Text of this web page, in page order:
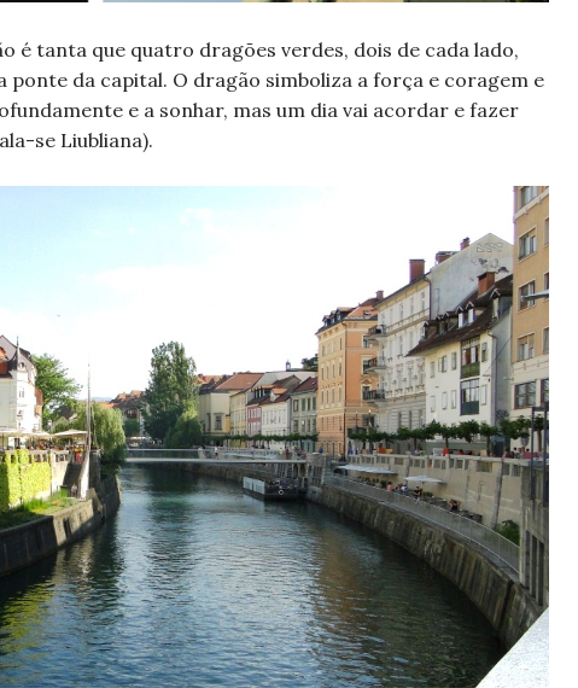
é tanta que quatro dragões verdes, dois de cada lado,
da capital. O dragão simboliza a força e coragem e
e a sonhar, mas um dia vai acordar e fazer
se Liubliana).